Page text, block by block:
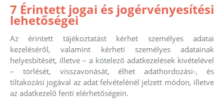
7 Érintett jogai és jogérvényesítési
lehetőségei
Az érintett tájékoztatást kérhet személyes adatai
kezeléséről, valamint kérheti személyes adatainak
helyesbítését, illetve – a kötelező adatkezelések kivételével
– törlését, visszavonását, élhet adathordozási-, és
tiltakozási jogával az adat felvételénél jelzett módon, illetve
az adatkezelő fenti elérhetőségein.